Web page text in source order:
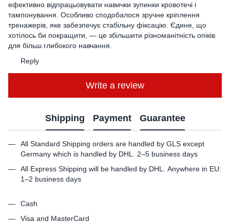
ефективно відпрацьовувати навички зупинки кровотечі і
тампонування. Особливо сподобалося зручне кріплення
тренажерів, яке забезпечує стабільну фіксацію. Єдине, що
хотілось би покращити, — це збільшити різноманітність опіків
для більш глибокого навчання.
Reply
Write a review
Shipping Payment Guarantee
All Standard Shipping orders are handled by GLS except
Germany which is handled by DHL. 2–5 business days
All Express Shipping will be handled by DHL. Anywhere in EU:
1–2 business days
Cash
Visa and MasterCard